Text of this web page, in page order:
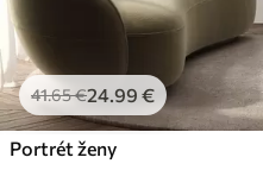
41.65€24.99 €
Portrét ženy